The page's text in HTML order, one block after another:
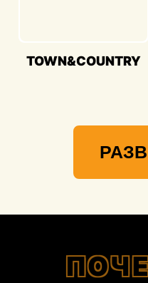
TOWN&COUNTRY